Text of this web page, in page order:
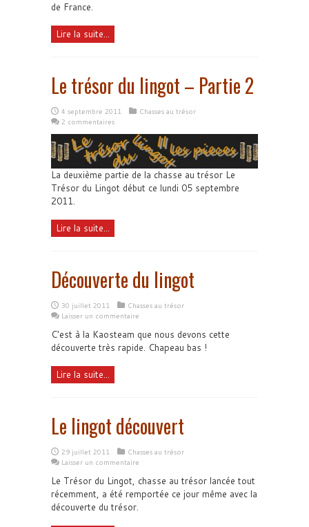
de France.
Lire la suite...
Le trésor du lingot – Partie 2
4 septembre 2011
Chasses au trésor
2 commentaires
La deuxième partie de la chasse au trésor Le
Trésor du Lingot début ce lundi 05 septembre
2011.
Lire la suite...
Découverte du lingot
30 juillet 2011
Chasses au trésor
Laisser un commentaire
C'est à la Kaosteam que nous devons cette
découverte très rapide. Chapeau bas !
Lire la suite...
Le lingot découvert
29 juillet 2011
Chasses au trésor
Laisser un commentaire
Le Trésor du Lingot, chasse au trésor lancée tout
récemment, a été remportée ce jour même avec la
découverte du trésor.